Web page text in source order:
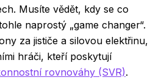
Musíte vědět, kdy se co
naprostý „game changer“.
za jističe a silovou elektřinu,
hráči, kteří poskytují
rovnováhy (SVR).